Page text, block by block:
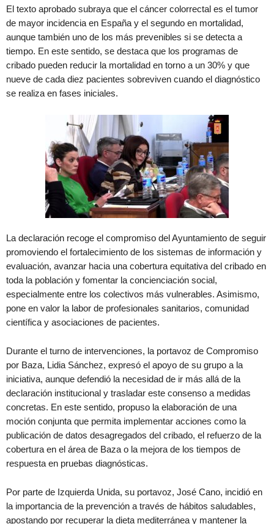
El texto aprobado subraya que el cáncer colorrectal es el tumor
de mayor incidencia en España y el segundo en mortalidad,
aunque también uno de los más prevenibles si se detecta a
tiempo. En este sentido, se destaca que los programas de
cribado pueden reducir la mortalidad en torno a un 30% y que
nueve de cada diez pacientes sobreviven cuando el diagnóstico
se realiza en fases iniciales.
La declaración recoge el compromiso del Ayuntamiento de seguir
promoviendo el fortalecimiento de los sistemas de información y
evaluación, avanzar hacia una cobertura equitativa del cribado en
toda la población y fomentar la concienciación social,
especialmente entre los colectivos más vulnerables. Asimismo,
pone en valor la labor de profesionales sanitarios, comunidad
científica y asociaciones de pacientes.
Durante el turno de intervenciones, la portavoz de Compromiso
por Baza, Lidia Sánchez, expresó el apoyo de su grupo a la
iniciativa, aunque defendió la necesidad de ir más allá de la
declaración institucional y trasladar este consenso a medidas
concretas. En este sentido, propuso la elaboración de una
moción conjunta que permita implementar acciones como la
publicación de datos desagregados del cribado, el refuerzo de la
cobertura en el área de Baza o la mejora de los tiempos de
respuesta en pruebas diagnósticas.
Por parte de Izquierda Unida, su portavoz, José Cano, incidió en
la importancia de la prevención a través de hábitos saludables,
apostando por recuperar la dieta mediterránea y mantener la